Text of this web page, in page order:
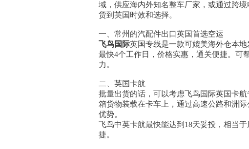
域，供应海内外知名整车厂家，或通过跨
货到英国时效和选择。
一、常州的汽配件出口英国首选空运
飞鸟国际英国专线是一款可媲美海外仓本
最快4个工作日，价格实惠，通关便捷。可
力。
二、英国卡航
批量出货的话，可以考虑飞鸟国际英国卡
箱货物装载在卡车上，通过高速公路和洲
优势。
飞鸟中英卡航最快能达到18天妥投，相当
捷。